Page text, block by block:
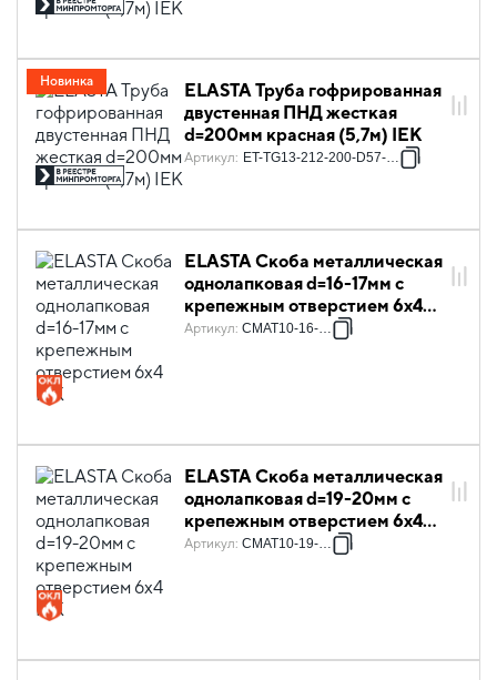
ELASTA Труба гофрированная
двустенная ПНД жесткая
d=200мм красная (5,7м) IEK
Артикул: ET-TG13-212-200-D57-K04
Новинка
ELASTA Скоба металлическая
однолапковая d=16-17мм с
крепежным отверстием 6х4
IEK
Артикул: CMAT10-16-100
ELASTA Скоба металлическая
однолапковая d=19-20мм с
крепежным отверстием 6х4
IEK
Артикул: CMAT10-19-100